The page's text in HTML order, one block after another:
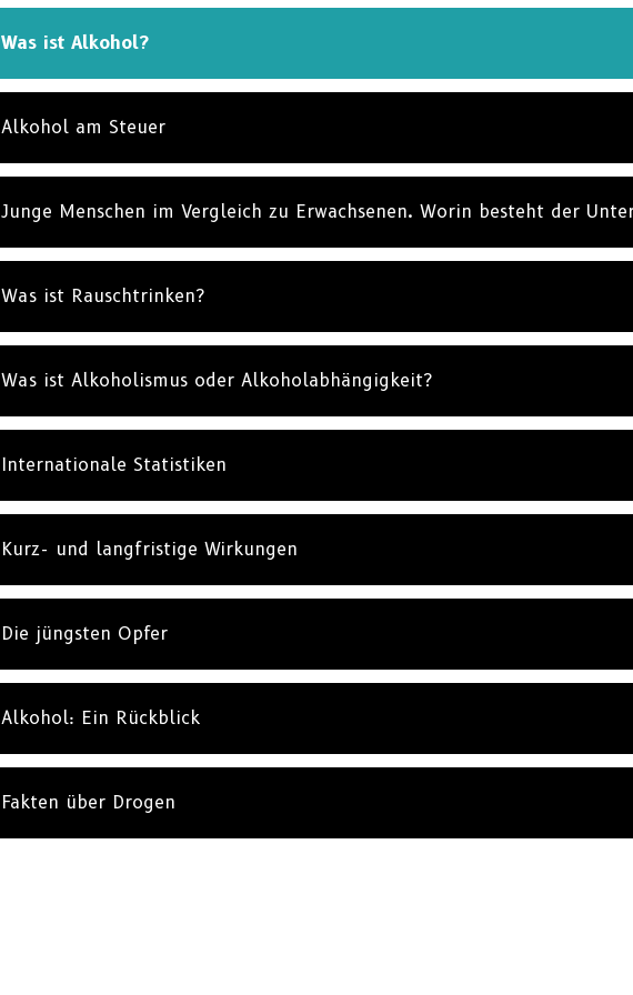
Was ist Alkohol?
Alkohol am Steuer
Junge Menschen im Vergleich zu Erwachsenen. Worin besteht der
Was ist Rauschtrinken?
Was ist Alkoholismus oder Alkoholabhängigkeit?
Internationale Statistiken
Kurz- und langfristige Wirkungen
Die jüngsten Opfer
Alkohol: Ein Rückblick
Fakten über Drogen